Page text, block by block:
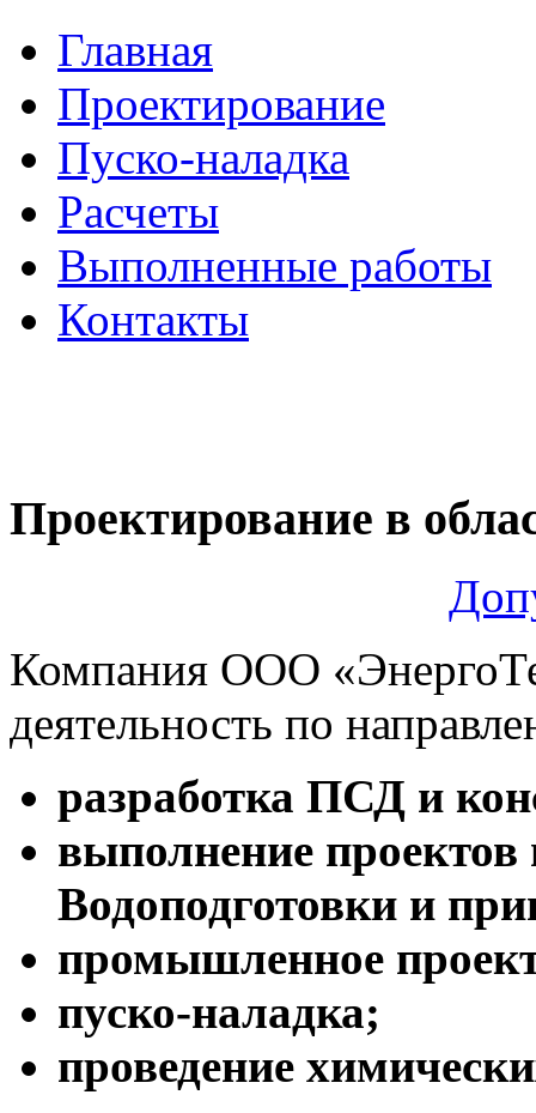
Главная
Проектирование
Пуско-наладка
Расчеты
Выполненные работы
Контакты
Проектирование в
Компания ООО
деятельность по
разработка ПСД и
выполнение проектов
Водоподготовки и
промышленное
пуско-наладка;
проведение